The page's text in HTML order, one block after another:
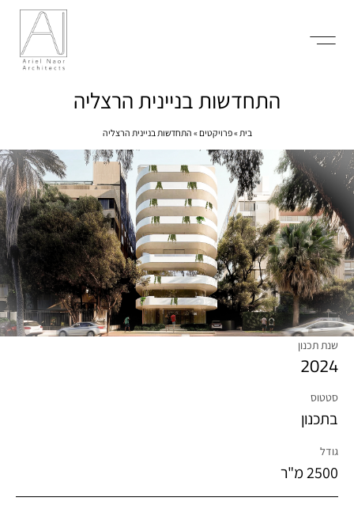
התחדשות בניינית הרצליה
בית »פרויקטים» התחדשות בניינית הרצליה
שנת תכנון
2024
סטטוס
בתכנון
גודל
2500 מ"ר